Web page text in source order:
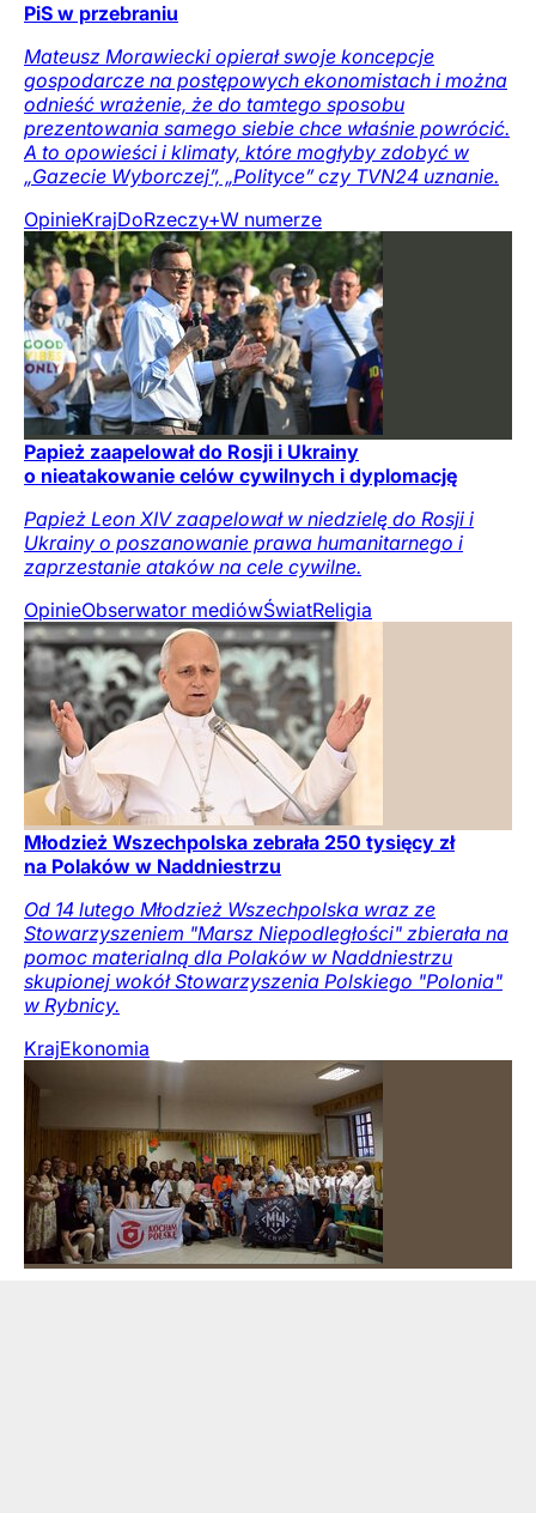
PiS w przebraniu
Mateusz Morawiecki opierał swoje koncepcje
gospodarcze na postępowych ekonomistach i można
odnieść wrażenie, że do tamtego sposobu
prezentowania samego siebie chce właśnie powrócić.
A to opowieści i klimaty, które mogłyby zdobyć w
„Gazecie Wyborczej”, „Polityce” czy TVN24 uznanie.
OpinieKrajDoRzeczy+W numerze
Papież zaapelował do Rosji i Ukrainy
o nieatakowanie celów cywilnych i dyplomację
Papież Leon XIV zaapelował w niedzielę do Rosji i
Ukrainy o poszanowanie prawa humanitarnego i
zaprzestanie ataków na cele cywilne.
OpinieObserwator mediówŚwiatReligia
Młodzież Wszechpolska zebrała 250 tysięcy zł
na Polaków w Naddniestrzu
Od 14 lutego Młodzież Wszechpolska wraz ze
Stowarzyszeniem "Marsz Niepodległości" zbierała na
pomoc materialną dla Polaków w Naddniestrzu
skupionej wokół Stowarzyszenia Polskiego "Polonia"
w Rybnicy.
KrajEkonomia